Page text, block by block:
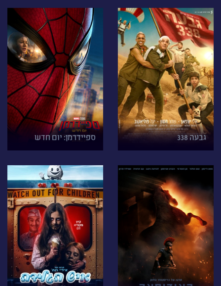
גבעה 338 ספיידרמן: יום חדש